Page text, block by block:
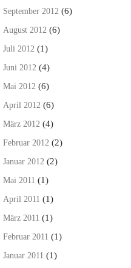
September 2012 (6)
August 2012 (6)
Juli 2012 (1)
Juni 2012 (4)
Mai 2012 (6)
April 2012 (6)
März 2012 (4)
Februar 2012 (2)
Januar 2012 (2)
Mai 2011 (1)
April 2011 (1)
März 2011 (1)
Februar 2011 (1)
Januar 2011 (1)